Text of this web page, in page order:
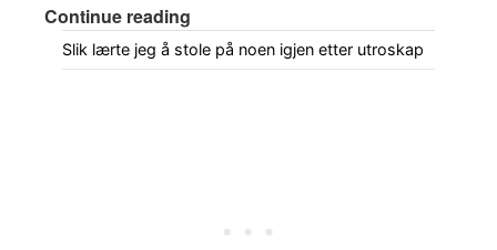
Continue reading
Slik lærte jeg å stole på noen igjen etter utroskap